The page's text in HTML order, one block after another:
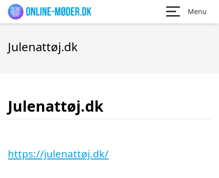
Menu
Julenattøj.dk
Julenattøj.dk
https://julenattøj.dk/